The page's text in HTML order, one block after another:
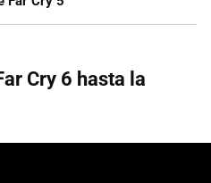
Cry 6 hasta la